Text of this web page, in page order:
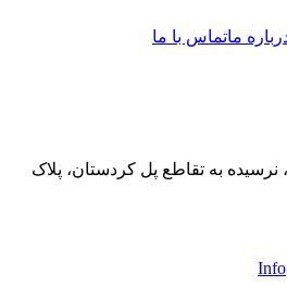
ماتماس با ما
نرسیده به تقاطع پل کردستان، پلاک